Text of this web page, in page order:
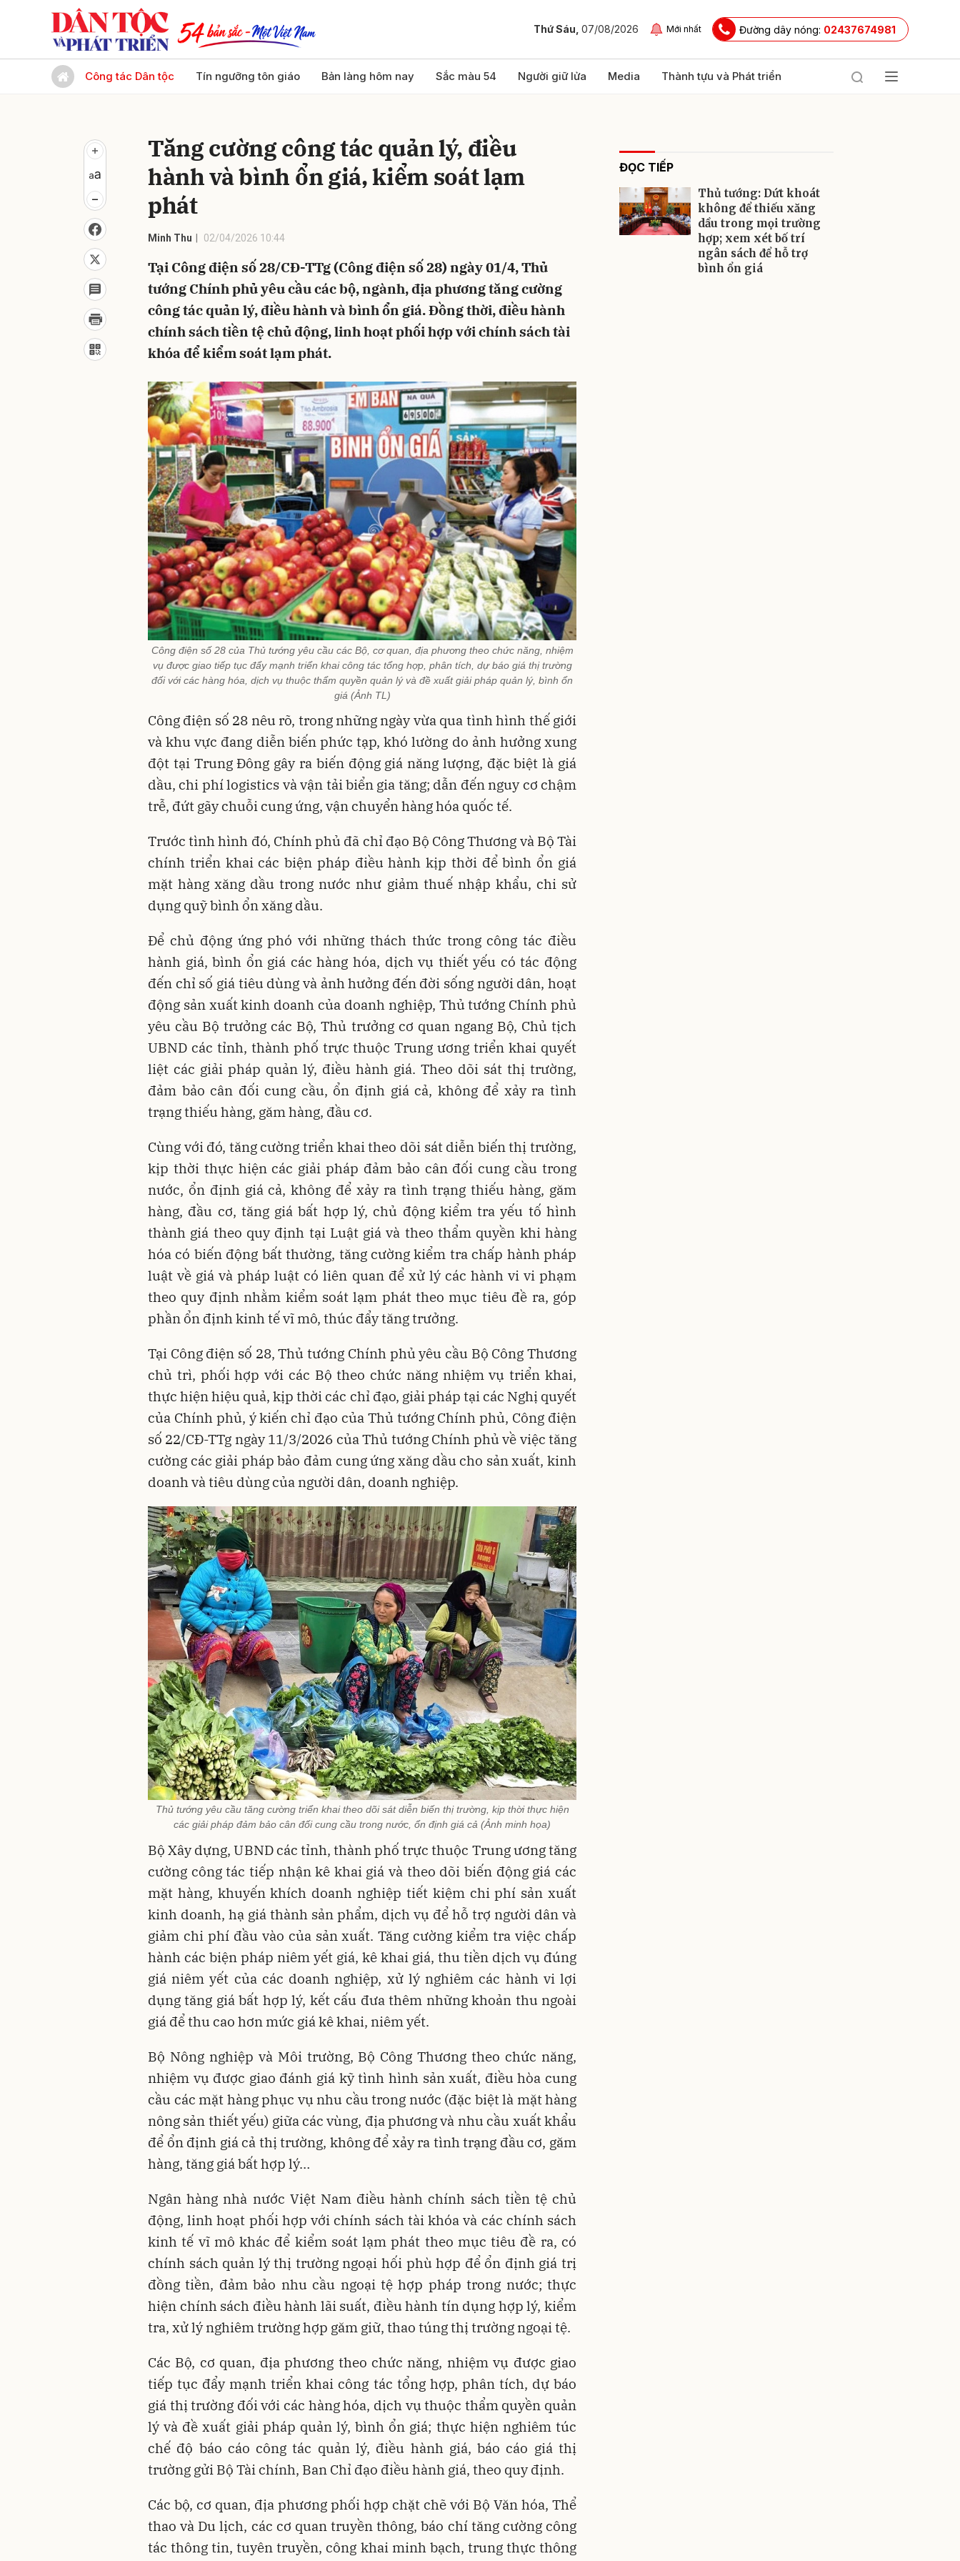
Thứ Sáu, 07/08/2026 Mới nhất Đường dây nóng: 02437674981
Công tác Dân tộc Tín ngưỡng tôn giáo Bản làng hôm nay Sắc màu 54 Người giữ lửa Media Thành tựu và Phát triển
Tăng cường công tác quản lý, điều
hành và bình ổn giá, kiểm soát lạm
phát
Minh Thu 02/04/2026 10:44
Tại Công điện số 28/CĐ-TTg (Công điện số 28) ngày 01/4, Thủ
tướng Chính phủ yêu cầu các bộ, ngành, địa phương tăng cường
công tác quản lý, điều hành và bình ổn giá. Đồng thời, điều hành
chính sách tiền tệ chủ động, linh hoạt phối hợp với chính sách tài
khóa để kiểm soát lạm phát.
Công điện số 28 của Thủ tướng yêu cầu các Bộ, cơ quan, địa phương theo chức năng, nhiệm
vụ được giao tiếp tục đẩy mạnh triển khai công tác tổng hợp, phân tích, dự báo giá thị trường
đối với các hàng hóa, dịch vụ thuộc thẩm quyền quản lý và đề xuất giải pháp quản lý, bình ổn
giá (Ảnh TL)
Công điện số 28 nêu rõ, trong những ngày vừa qua tình hình thế giới
và khu vực đang diễn biến phức tạp, khó lường do ảnh hưởng xung
đột tại Trung Đông gây ra biến động giá năng lượng, đặc biệt là giá
dầu, chi phí logistics và vận tải biển gia tăng; dẫn đến nguy cơ chậm
trễ, đứt gãy chuỗi cung ứng, vận chuyển hàng hóa quốc tế.
Trước tình hình đó, Chính phủ đã chỉ đạo Bộ Công Thương và Bộ Tài
chính triển khai các biện pháp điều hành kịp thời để bình ổn giá
mặt hàng xăng dầu trong nước như giảm thuế nhập khẩu, chi sử
dụng quỹ bình ổn xăng dầu.
Để chủ động ứng phó với những thách thức trong công tác điều
hành giá, bình ổn giá các hàng hóa, dịch vụ thiết yếu có tác động
đến chỉ số giá tiêu dùng và ảnh hưởng đến đời sống người dân, hoạt
động sản xuất kinh doanh của doanh nghiệp, Thủ tướng Chính phủ
yêu cầu Bộ trưởng các Bộ, Thủ trưởng cơ quan ngang Bộ, Chủ tịch
UBND các tỉnh, thành phố trực thuộc Trung ương triển khai quyết
liệt các giải pháp quản lý, điều hành giá. Theo dõi sát thị trường,
đảm bảo cân đối cung cầu, ổn định giá cả, không để xảy ra tình
trạng thiếu hàng, găm hàng, đầu cơ.
Cùng với đó, tăng cường triển khai theo dõi sát diễn biến thị trường,
kịp thời thực hiện các giải pháp đảm bảo cân đối cung cầu trong
nước, ổn định giá cả, không để xảy ra tình trạng thiếu hàng, găm
hàng, đầu cơ, tăng giá bất hợp lý, chủ động kiểm tra yếu tố hình
thành giá theo quy định tại Luật giá và theo thẩm quyền khi hàng
hóa có biến động bất thường, tăng cường kiểm tra chấp hành pháp
luật về giá và pháp luật có liên quan để xử lý các hành vi vi phạm
theo quy định nhằm kiểm soát lạm phát theo mục tiêu đề ra, góp
phần ổn định kinh tế vĩ mô, thúc đẩy tăng trưởng.
Tại Công điện số 28, Thủ tướng Chính phủ yêu cầu Bộ Công Thương
chủ trì, phối hợp với các Bộ theo chức năng nhiệm vụ triển khai,
thực hiện hiệu quả, kịp thời các chỉ đạo, giải pháp tại các Nghị quyết
của Chính phủ, ý kiến chỉ đạo của Thủ tướng Chính phủ, Công điện
số 22/CĐ-TTg ngày 11/3/2026 của Thủ tướng Chính phủ về việc tăng
cường các giải pháp bảo đảm cung ứng xăng dầu cho sản xuất, kinh
doanh và tiêu dùng của người dân, doanh nghiệp.
Thủ tướng yêu cầu tăng cường triển khai theo dõi sát diễn biến thị trường, kịp thời thực hiện
các giải pháp đảm bảo cân đối cung cầu trong nước, ổn định giá cả (Ảnh minh họa)
Bộ Xây dựng, UBND các tỉnh, thành phố trực thuộc Trung ương tăng
cường công tác tiếp nhận kê khai giá và theo dõi biến động giá các
mặt hàng, khuyến khích doanh nghiệp tiết kiệm chi phí sản xuất
kinh doanh, hạ giá thành sản phẩm, dịch vụ để hỗ trợ người dân và
giảm chi phí đầu vào của sản xuất. Tăng cường kiểm tra việc chấp
hành các biện pháp niêm yết giá, kê khai giá, thu tiền dịch vụ đúng
giá niêm yết của các doanh nghiệp, xử lý nghiêm các hành vi lợi
dụng tăng giá bất hợp lý, kết cấu đưa thêm những khoản thu ngoài
giá để thu cao hơn mức giá kê khai, niêm yết.
Bộ Nông nghiệp và Môi trường, Bộ Công Thương theo chức năng,
nhiệm vụ được giao đánh giá kỹ tình hình sản xuất, điều hòa cung
cầu các mặt hàng phục vụ nhu cầu trong nước (đặc biệt là mặt hàng
nông sản thiết yếu) giữa các vùng, địa phương và nhu cầu xuất khẩu
để ổn định giá cả thị trường, không để xảy ra tình trạng đầu cơ, găm
hàng, tăng giá bất hợp lý…
Ngân hàng nhà nước Việt Nam điều hành chính sách tiền tệ chủ
động, linh hoạt phối hợp với chính sách tài khóa và các chính sách
kinh tế vĩ mô khác để kiểm soát lạm phát theo mục tiêu đề ra, có
chính sách quản lý thị trường ngoại hối phù hợp để ổn định giá trị
đồng tiền, đảm bảo nhu cầu ngoại tệ hợp pháp trong nước; thực
hiện chính sách điều hành lãi suất, điều hành tín dụng hợp lý, kiểm
tra, xử lý nghiêm trường hợp găm giữ, thao túng thị trường ngoại tệ.
Các Bộ, cơ quan, địa phương theo chức năng, nhiệm vụ được giao
tiếp tục đẩy mạnh triển khai công tác tổng hợp, phân tích, dự báo
giá thị trường đối với các hàng hóa, dịch vụ thuộc thẩm quyền quản
lý và đề xuất giải pháp quản lý, bình ổn giá; thực hiện nghiêm túc
chế độ báo cáo công tác quản lý, điều hành giá, báo cáo giá thị
trường gửi Bộ Tài chính, Ban Chỉ đạo điều hành giá, theo quy định.
Các bộ, cơ quan, địa phương phối hợp chặt chẽ với Bộ Văn hóa, Thể
thao và Du lịch, các cơ quan truyền thông, báo chí tăng cường công
tác thông tin, tuyên truyền, công khai minh bạch, trung thực thông
ĐỌC TIẾP
Thủ tướng: Dứt khoát
không để thiếu xăng
dầu trong mọi trường
hợp; xem xét bố trí
ngân sách để hỗ trợ
bình ổn giá
Gửi bình luận
Gửi